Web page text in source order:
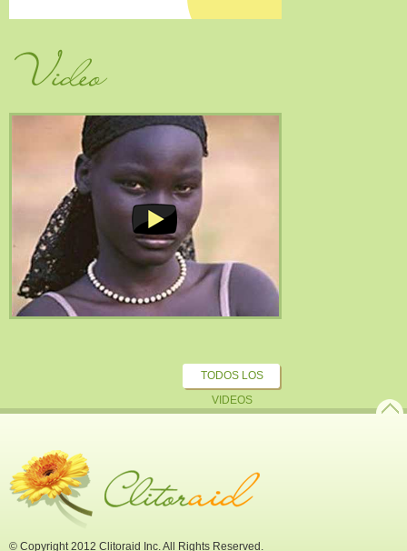
Video
TODOS LOS
VIDEOS
© Copyright 2012 Clitoraid Inc. All Rights Reserved.